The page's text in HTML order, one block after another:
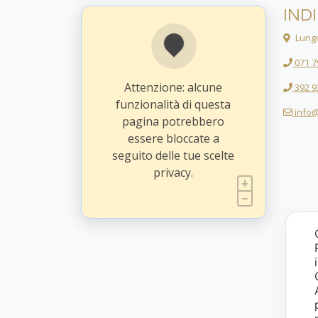
Attenzione: alcune
funzionalità di questa
pagina potrebbero
essere bloccate a
seguito delle tue scelte
privacy.
071
392